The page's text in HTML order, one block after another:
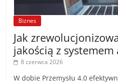
Biznes
Jak
jakością z
8 czerwca 2026
W dobie Przemysłu 4.0